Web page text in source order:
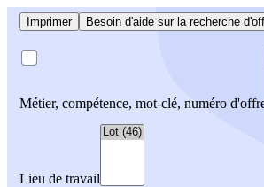
Imprimer Besoin d'aide sur la recherche
Métier, compétence, mot-clé, numéro
Lieu de travail